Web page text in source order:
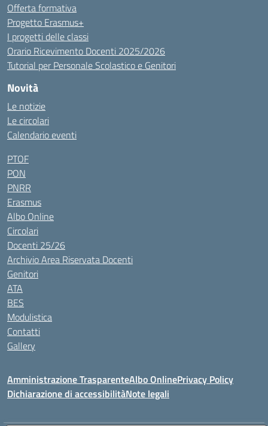
Offerta formativa
Progetto Erasmus+
I progetti delle classi
Orario Ricevimento Docenti 2025/2026
Tutorial per Personale Scolastico e Genitori
Novità
Le notizie
Le circolari
Calendario eventi
PTOF
PON
PNRR
Erasmus
Albo Online
Circolari
Docenti 25/26
Archivio Area Riservata Docenti
Genitori
ATA
BES
Modulistica
Contatti
Gallery
Amministrazione TrasparenteAlbo OnlinePrivacy Policy
Dichiarazione di accessibilitàNote legali